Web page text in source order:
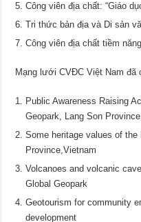
Công viên địa chất: “Giáo
Tri thức bản địa và Di sản
Công viên địa chất tiềm năng
Mạng lưới CVĐC Việt Nam đã
Public Awareness Raising
Geopark, Lang Son
Some heritage values of
Province,Vietnam
Volcanoes and volcanic
Global Geopark
Geotourism for community
development